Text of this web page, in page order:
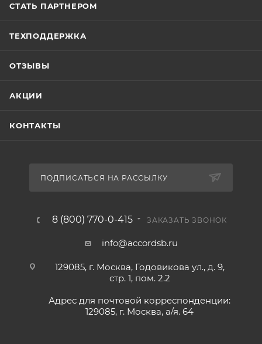
СТАТЬ ПАРТНЕРОМ
ТЕХПОДДЕРЖКА
ОТЗЫВЫ
АКЦИИ
КОНТАКТЫ
ПОДПИСАТЬСЯ НА РАССЫЛКУ
8 (800) 770-0-415 ЗАКАЗАТЬ ЗВОНОК
info@accordsb.ru
129085, г. Москва, Годовикова ул., д. 9,
стр. 1, пом. 2.2
Адрес для почтовой корреспонденции:
129085, г. Москва, а/я. 64